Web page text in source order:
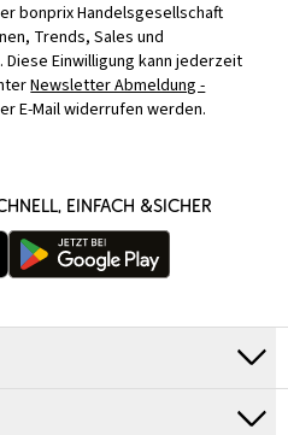
bonprix Handelsgesellschaft
Trends, Sales und
Einwilligung kann jederzeit
Newsletter Abmeldung -
E-Mail widerrufen werden.
EINFACH &SICHER